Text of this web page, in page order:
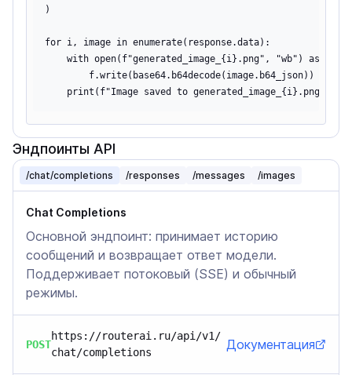
)
for i, image in enumerate(response.data):
    with open(f"generated_image_{i}.png", "wb") as f:
        f.write(base64.b64decode(image.b64_json))
Эндпоинты API
/chat/completions /responses /messages /images
Chat Completions
Основной эндпоинт: принимает историю
сообщений и возвращает ответ модели.
Поддерживает потоковый (SSE) и обычный
режимы.
POST
https://routerai.ru/api/v1/
chat/completions
Документация